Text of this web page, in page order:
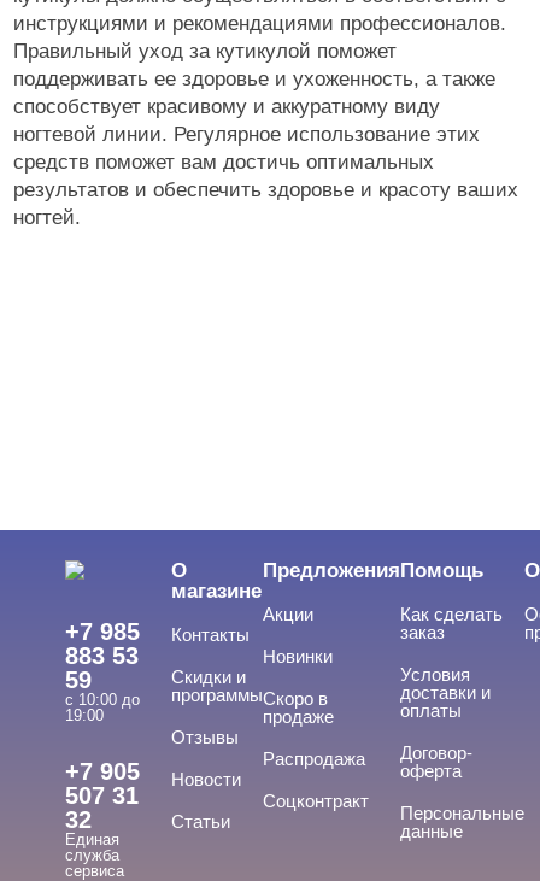
инструкциями и рекомендациями профессионалов.
Правильный уход за кутикулой поможет
поддерживать ее здоровье и ухоженность, а также
способствует красивому и аккуратному виду
ногтевой линии. Регулярное использование этих
средств поможет вам достичь оптимальных
результатов и обеспечить здоровье и красоту ваших
ногтей.
+7 985
883 53
59
с 10:00 до
19:00
+7 905
507 31
32
Единая
служба
сервиса
О
магазине
Контакты
Скидки и
программы
Отзывы
Новости
Статьи
Предложения
Акции
Новинки
Скоро в
продаже
Распродажа
Соцконтракт
Помощь
Как сделать
заказ
Условия
доставки и
оплаты
Договор-
оферта
Персональные
данные